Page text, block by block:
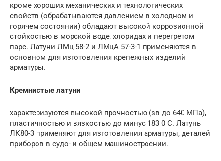
кроме хороших механических и технологических
свойств (обрабатываются давлением в холодном и
горячем состоянии) обладают высокой коррозионной
стойкостью в морской воде, хлоридах и перегретом
паре. Латуни ЛМц 58-2 и ЛМцА 57-3-1 применяются в
основном для изготовления крепежных изделий
арматуры.
Кремнистые латуни
характеризуются высокой прочностью (sв до 640 МПа),
пластичностью и вязкостью до минус 183 0 С. Латунь
ЛК80-3 применяют для изготовления арматуры, деталей
приборов в судо- и общем машиностроении.